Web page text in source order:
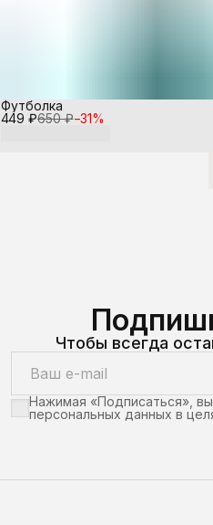
449 ₽650 ₽−31%
Футболка
Чтобы всегда
Нажимая «Подписаться»,
персональных данных в